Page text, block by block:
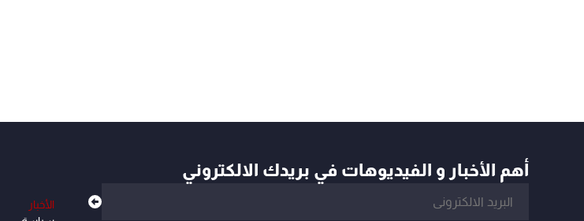
أهم الأخبار و الفيديوهات في بريدك الالكتروني
الأخبار